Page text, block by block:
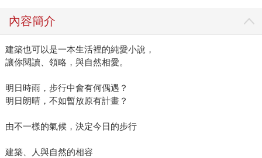
內容簡介
建築也可以是一本生活裡的純愛小說，
讓你閱讀、領略，與自然相愛。
明日時雨，步行中會有何偶遇？
明日朗晴，不如暫放原有計畫？
由不一樣的氣候，決定今日的步行
建築、人與自然的相容